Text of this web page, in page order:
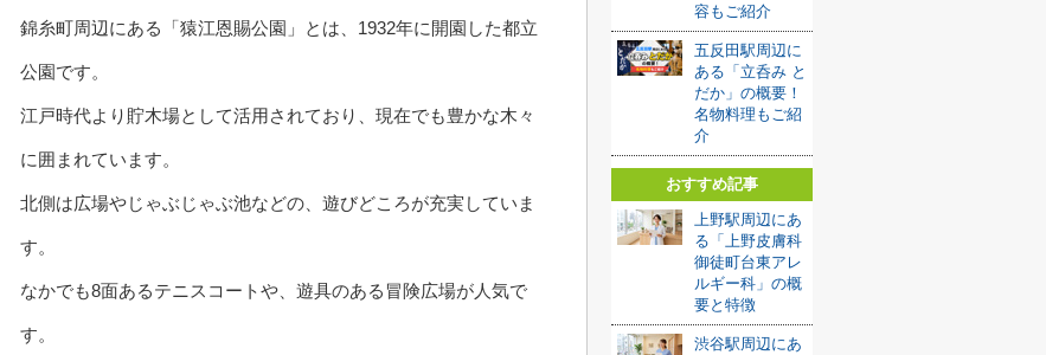
錦糸町周辺にある「猿江恩賜公園」とは、1932年に開園した都立
公園です。
江戸時代より貯木場として活用されており、現在でも豊かな木々
に囲まれています。
北側は広場やじゃぶじゃぶ池などの、遊びどころが充実していま
す。
なかでも8面あるテニスコートや、遊具のある冒険広場が人気で
す。
容もご紹介
五反田駅周辺に
ある「立呑み と
だか」の概要！
名物料理もご紹
介
おすすめ記事
上野駅周辺にあ
る「上野皮膚科
御徒町台東アレ
ルギー科」の概
要と特徴
渋谷駅周辺にあ